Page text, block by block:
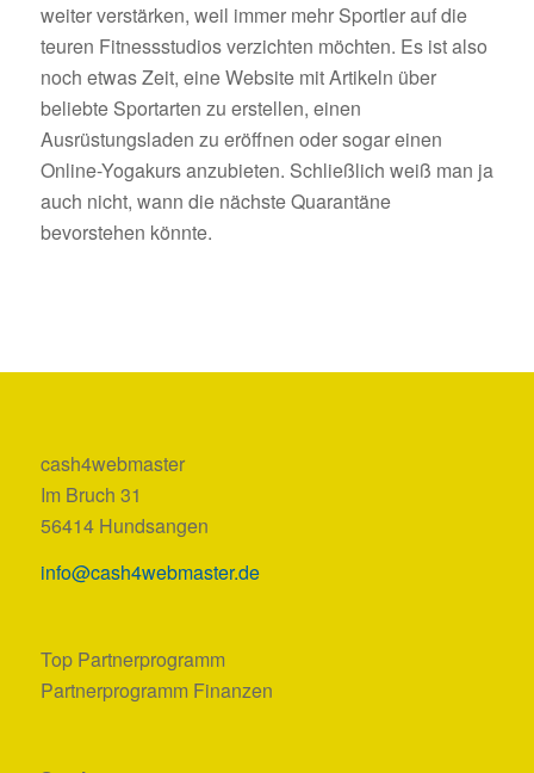
weiter verstärken, weil immer mehr Sportler auf die
teuren Fitnessstudios verzichten möchten. Es ist also
noch etwas Zeit, eine Website mit Artikeln über
beliebte Sportarten zu erstellen, einen
Ausrüstungsladen zu eröffnen oder sogar einen
Online-Yogakurs anzubieten. Schließlich weiß man ja
auch nicht, wann die nächste Quarantäne
bevorstehen könnte.
cash4webmaster
Im Bruch 31
56414 Hundsangen
info@cash4webmaster.de
Top Partnerprogramm
Partnerprogramm Finanzen